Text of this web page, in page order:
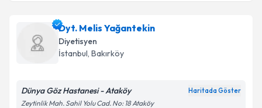
Dyt. Güneş Kılıç için randevu takvimi talebi oluşturun.
Size bu uzmandan randevu almanız için bir takvim
hazırlandığında e-posta ile bilgilendireceğiz.
Dyt. Melis Yağantekin
Diyetisyen
İstanbul, Bakırköy
Dünya Göz Hastanesi - Ataköy Haritada Göster
Zeytinlik Mah. Sahil Yolu Cad. No: 18 Ataköy